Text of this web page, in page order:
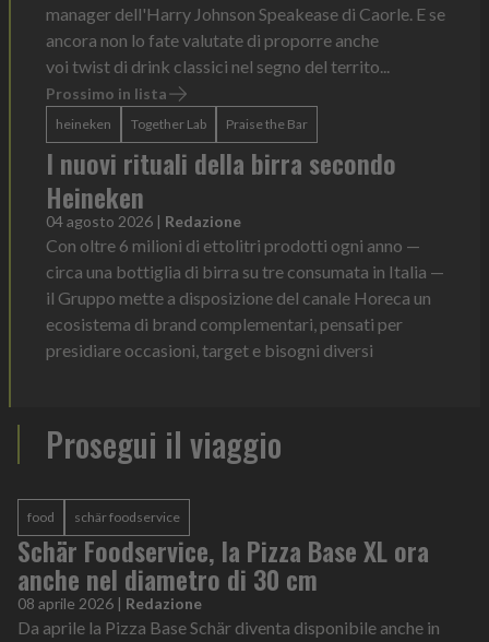
manager dell'Harry Johnson Speakease di Caorle. E se
ancora non lo fate valutate di proporre anche
voi twist di drink classici nel segno del territo...
Prossimo in lista
heineken Together Lab Praise the Bar
I nuovi rituali della birra secondo
Heineken
04 agosto 2026 | Redazione
Con oltre 6 milioni di ettolitri prodotti ogni anno —
circa una bottiglia di birra su tre consumata in Italia —
il Gruppo mette a disposizione del canale Horeca un
ecosistema di brand complementari, pensati per
presidiare occasioni, target e bisogni diversi
Prosegui il viaggio
food schär foodservice
Schär Foodservice, la Pizza Base XL ora
anche nel diametro di 30 cm
08 aprile 2026 | Redazione
Da aprile la Pizza Base Schär diventa disponibile anche in